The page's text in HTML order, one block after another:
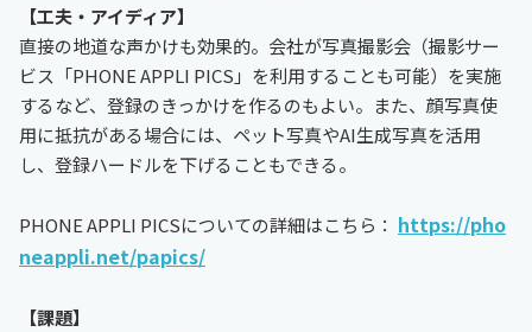
【工夫・アイディア】
直接の地道な声かけも効果的。会社が写真撮影会（撮影サー
ビス「PHONE APPLI PICS」を利用することも可能）を実施
するなど、登録のきっかけを作るのもよい。また、顔写真使
用に抵抗がある場合には、ペット写真やAI生成写真を活用
し、登録ハードルを下げることもできる。
PHONE APPLI PICSについての詳細はこちら： https://pho
neappli.net/papics/
【課題】